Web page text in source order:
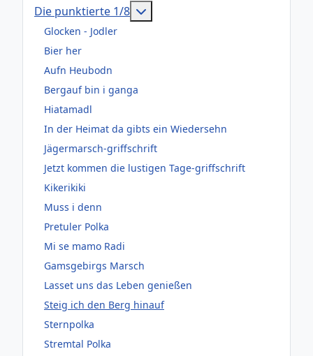
Die punktierte 1/8
Glocken - Jodler
Bier her
Aufn Heubodn
Bergauf bin i ganga
Hiatamadl
In der Heimat da gibts ein Wiedersehn
Jägermarsch-griffschrift
Jetzt kommen die lustigen Tage-griffschrift
Kikerikiki
Muss i denn
Pretuler Polka
Mi se mamo Radi
Gamsgebirgs Marsch
Lasset uns das Leben genießen
Steig ich den Berg hinauf
Sternpolka
Stremtal Polka